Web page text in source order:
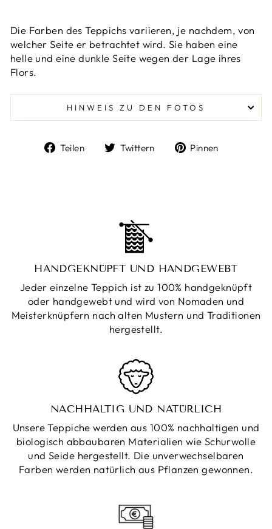
Die Farben des Teppichs variieren, je nachdem, von
welcher Seite er betrachtet wird. Sie haben eine
helle und eine dunkle Seite wegen der Lage ihres
Flors.
HINWEIS ZU DEN FOTOS
Teilen
Auf
Twittern
Auf
Pinnen
HANDGEKNÜPFT UND HANDGEWEBT
Jeder einzelne Teppich ist zu 100% handgeknüpft
oder handgewebt und wird von Nomaden und
Meisterknüpfern nach alten Mustern und Traditionen
hergestellt.
NACHHALTIG UND NATÜRLICH
Unsere Teppiche werden aus 100% nachhaltigen und
biologisch abbaubaren Materialien wie Schurwolle
und Seide hergestellt. Die unverwechselbaren
Farben werden natürlich aus Pflanzen gewonnen.